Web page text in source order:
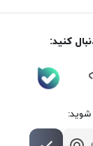
کنید:
شوید: